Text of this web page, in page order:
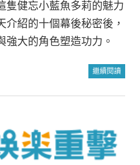
隻健忘小藍魚多莉的魅力
紹的十個幕後秘密後，
強大的角色塑造功力。
繼續閱讀